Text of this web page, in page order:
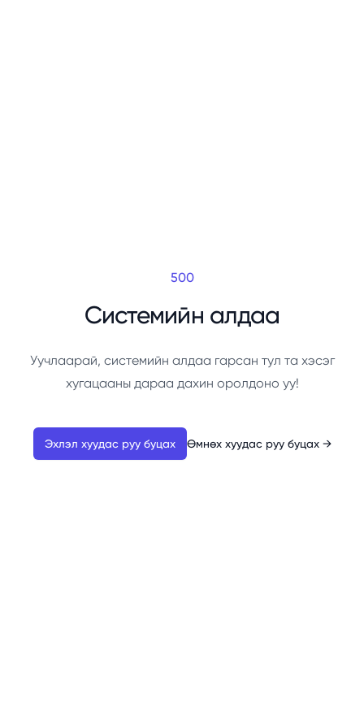
500
Системийн алдаа
Уучлаарай, системийн алдаа гарсан тул та хэсэг
хугацааны дараа дахин оролдоно уу!
Эхлэл хуудас руу буцах Өмнөх хуудас руу буцах →